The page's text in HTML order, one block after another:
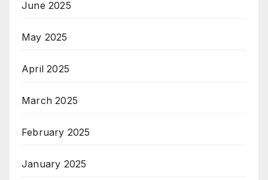
June 2025
May 2025
April 2025
March 2025
February 2025
January 2025